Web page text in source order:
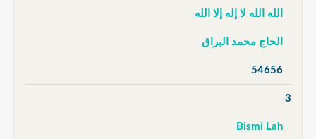
الله الله لا إله إلا الله
الحاج محمد البراق
54656
3
Bismi Lah